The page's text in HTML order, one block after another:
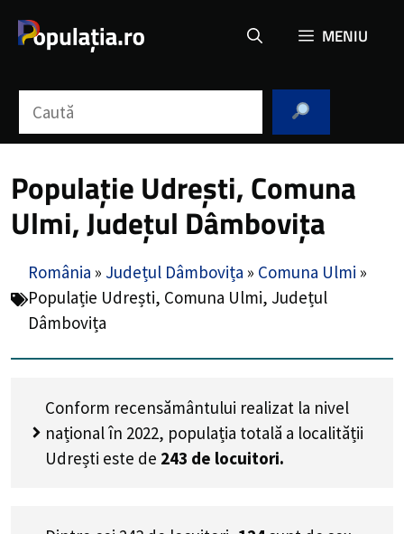
MENIU
Populație Udrești, Comuna
Ulmi, Județul Dâmbovița
România » Județul Dâmbovița » Comuna Ulmi »
Populație Udrești, Comuna Ulmi, Județul
Dâmbovița
Conform recensământului realizat la nivel
național în 2022, populația totală a localității
Udrești este de 243 de locuitori.